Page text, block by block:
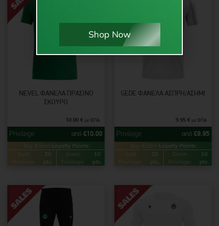
NEVEL ΦΑΝΈΛΑ ΠΡΆΣΙΝΟ
ΣΚΟΎΡΟ
10.00 € με ΦΠΑ
από €10.00
Buy & Earn Loyalty Points
Gold
Privilege:
20
pts.
Green
Privilege:
10
pts.
GEDE ΦΑΝΈΛΑ ΆΣΠΡΗ/ΑΣΗΜΊ
9.95 € με ΦΠΑ
από €9.95
Buy & Earn Loyalty Points
Gold
Privilege:
20
pts.
Green
Privilege:
10
pts.
Shop Now